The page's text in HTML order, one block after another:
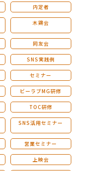
内定者
木鶏会
同友会
SNS実践例
セミナー
ビーラブMG研修
TOC研修
SNS活用セミナー
営業セミナー
上映会